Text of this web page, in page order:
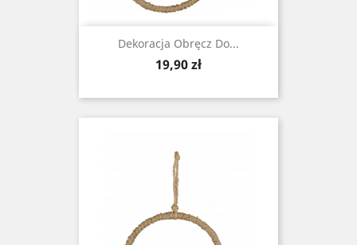
Dekoracja Obręcz Do...
Cena
19,90 zł